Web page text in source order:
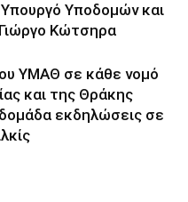
Υποδομών και
Κώτσηρα
ΥΜΑΘ σε κάθε νομό
και της Θράκης
εκδηλώσεις σε